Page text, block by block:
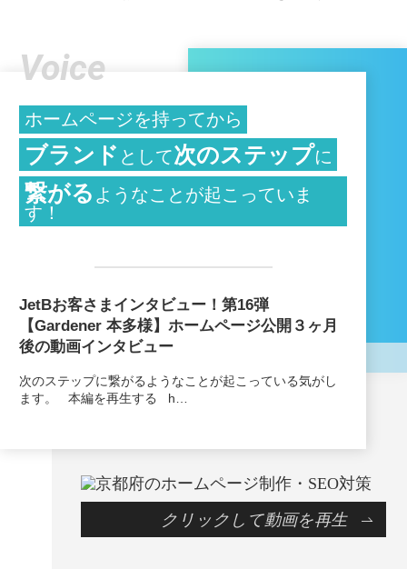
Voice
ホームページを持ってから
ブランド として次のステップに
繋がる ようなことが起こっていま
す！
JetBお客さまインタビュー！第16弾
【Gardener 本多様】ホームページ公開３ヶ月
後の動画インタビュー
次のステップに繋がるようなことが起こっている気がし
ます。 本編を再生する h…
クリックして動画を再生